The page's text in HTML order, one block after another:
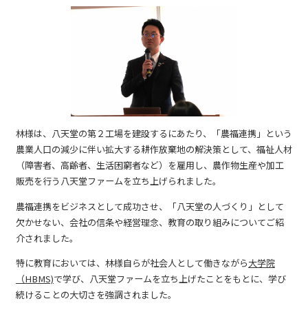
林様は、八天堂の第２工場を建設するにあたり、「農福連携」という
農業人口の減少に伴い拡大する耕作放棄地の解決策として、福祉人材
（障害者、高齢者、生活困窮者など）を雇用し、農作物生産や加工
販売を行う八天堂ファームを立ち上げられました。
農福連携をビジネスとして成功させ、「八天堂の人づくり」として
欠かせない、会社の信条や経営理念、教育の取り組みについてご紹
介されました。
特に教育においては、林様自らが社会人として働きながら大学院
（HBMS)で学び、八天堂ファームを立ち上げたことをもとに、学び
続けることの大切さを強調されました。